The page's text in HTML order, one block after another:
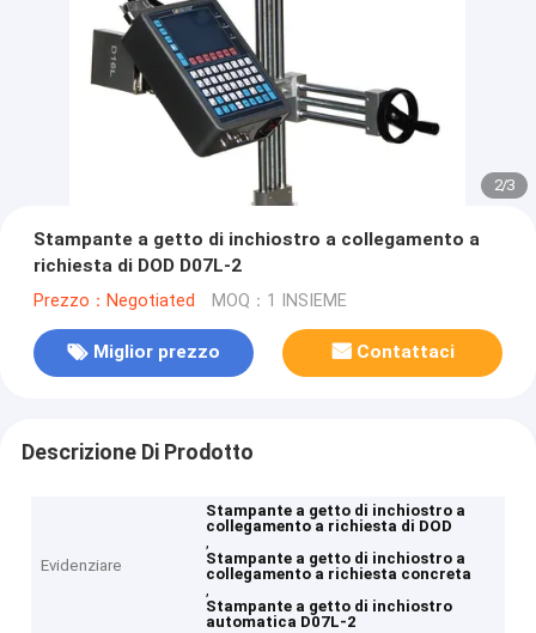
2/3
Stampante a getto di inchiostro a collegamento a
richiesta di DOD D07L-2
Prezzo：Negotiated MOQ：1 INSIEME
Miglior prezzo Contattaci
Descrizione Di Prodotto
Evidenziare
Stampante a getto di inchiostro a
collegamento a richiesta di DOD
,
Stampante a getto di inchiostro a
collegamento a richiesta concreta
,
Stampante a getto di inchiostro
automatica D07L-2